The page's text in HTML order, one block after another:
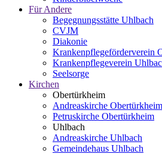
Für Andere
Begegnungsstätte Uhlbach
CVJM
Diakonie
Krankenpflegeförderverein
Krankenpflegeverein
Seelsorge
Kirchen
Obertürkheim
Andreaskirche Obertürkheim
Petruskirche Obertürkheim
Uhlbach
Andreaskirche Uhlbach
Gemeindehaus Uhlbach